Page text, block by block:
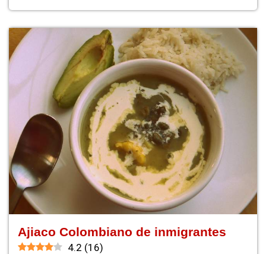
Ajiaco Colombiano de inmigrantes
4.2 (16)